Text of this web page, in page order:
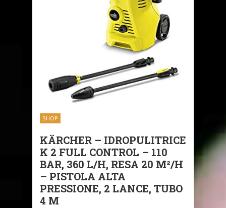
SHOP
KÄRCHER – IDROPULITRICE
K 2 FULL CONTROL – 110
BAR, 360 L/H, RESA 20 M²/H
– PISTOLA ALTA
PRESSIONE, 2 LANCE, TUBO
4 M